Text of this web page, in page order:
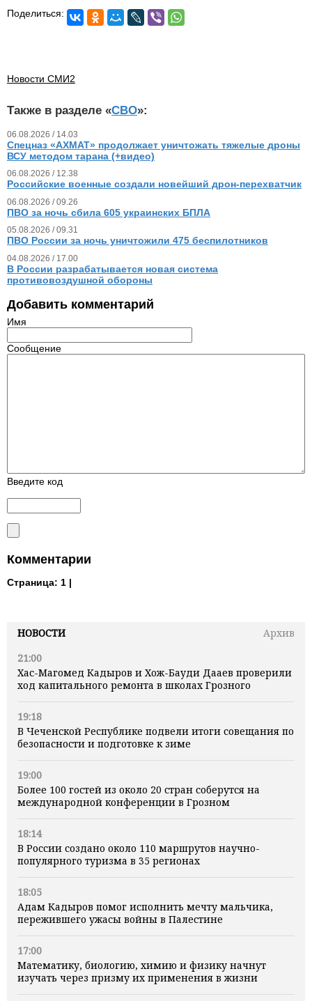
НОВОСТИ
Архив
21:00
Хас-Магомед Кадыров и Хож-Бауди Дааев проверили
ход капитального ремонта в школах Грозного
19:18
В Чеченской Республике подвели итоги совещания по
безопасности и подготовке к зиме
19:00
Более 100 гостей из около 20 стран соберутся на
международной конференции в Грозном
18:14
В России создано около 110 маршрутов научно-
популярного туризма в 35 регионах
18:05
Адам Кадыров помог исполнить мечту мальчика,
пережившего ужасы войны в Палестине
17:00
Математику, биологию, химию и физику начнут
изучать через призму их применения в жизни
Поделиться:
Новости СМИ2
Также в разделе «СВО»:
06.08.2026 / 14.03
Спецназ «АХМАТ» продолжает уничтожать тяжелые дроны
ВСУ методом тарана (+видео)
06.08.2026 / 12.38
Российские военные создали новейший дрон-перехватчик
06.08.2026 / 09.26
ПВО за ночь сбила 605 украинских БПЛА
05.08.2026 / 09.31
ПВО России за ночь уничтожили 475 беспилотников
04.08.2026 / 17.00
В России разрабатывается новая система
противовоздушной обороны
Добавить комментарий
Имя
Сообщение
Введите код
Комментарии
Страница: 1 |